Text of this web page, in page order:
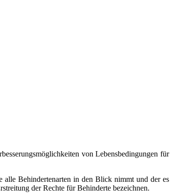
von Lebensbedingungen für
Behindertenarten in den Blick nimmt und der es
der Rechte für Behinderte bezeichnen.